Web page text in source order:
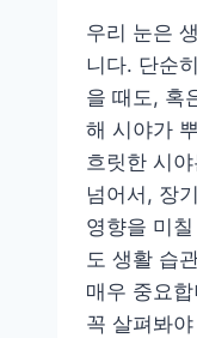
우리 눈은
니다. 단순
을 때도, 혹
해 시야가
흐릿한 시
넘어서, 장
영향을 미
도 생활 습
매우 중요
꼭 살펴봐